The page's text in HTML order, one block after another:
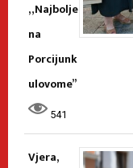
„Najbolje
na
Porcijunk
ulovome”
541
Vjera,